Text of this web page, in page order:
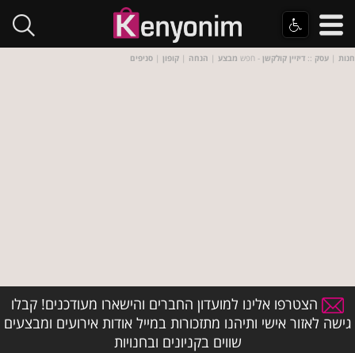
חנות | עסק :: דיזיין קולקשן - חפש מבצע | הנחה | קופון | סניפים
הצטרפו אלינו למועדון החברים והישארו מעודכנים! קבלו
גישה לאזור אישי ותיהנו מתזכורות במייל אודות אירועים ומבצעים
שווים בקניונים ובחנויות